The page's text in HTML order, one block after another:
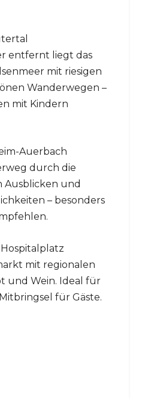
entfernt liegt das
mit riesigen
Wanderwegen –
mit Kindern
Auerbach
durch die
Ausblicken und
– besonders
mit regionalen
und Wein. Ideal für
für Gäste.